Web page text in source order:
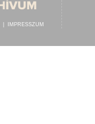
IMPRESSZUM